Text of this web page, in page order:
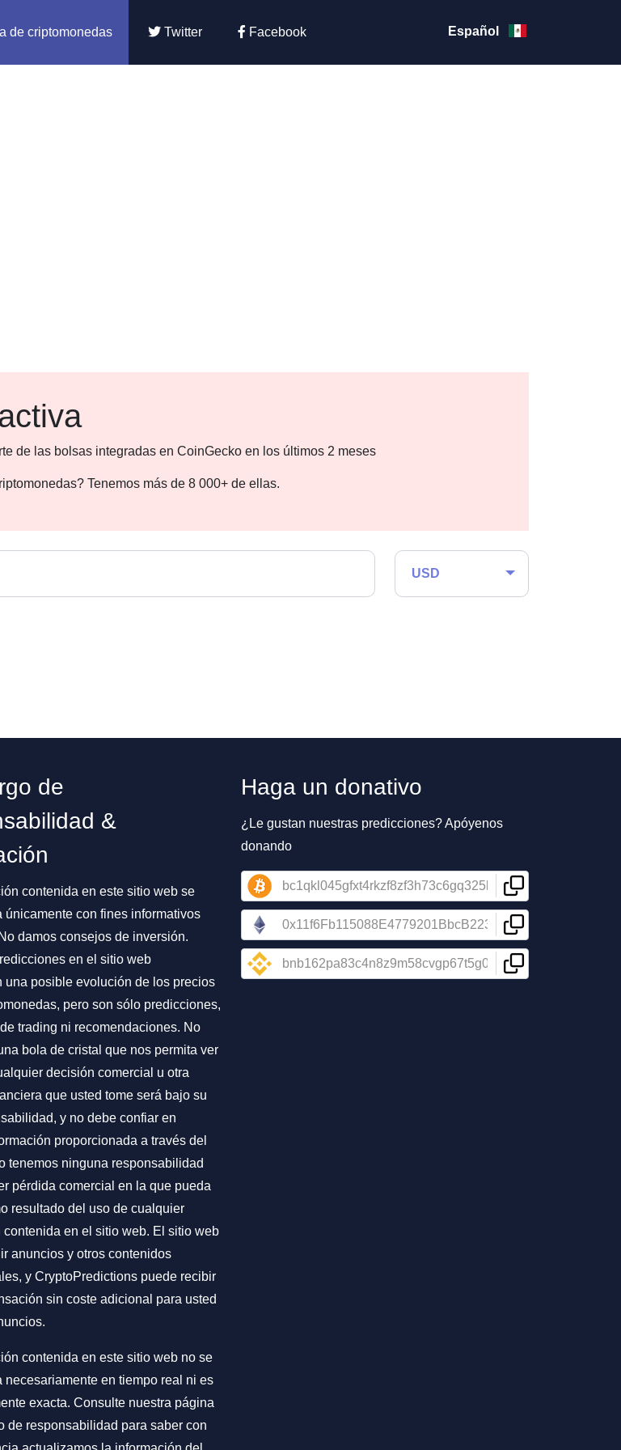
de criptomonedas Twitter Facebook Español
de las bolsas integradas en CoinGecko en los últimos 2 meses
Tenemos más de 8 000+ de ellas.
USD
de
&
contenida en este sitio web se
únicamente con fines informativos
damos consejos de inversión.
en el sitio web
una posible evolución de los precios
pero son sólo predicciones,
trading ni recomendaciones. No
bola de cristal que nos permita ver
decisión comercial u otra
que usted tome será bajo su
y no debe confiar en
proporcionada a través del
tenemos ninguna responsabilidad
pérdida comercial en la que pueda
resultado del uso de cualquier
contenida en el sitio web. El sitio web
anuncios y otros contenidos
y CryptoPredictions puede recibir
sin coste adicional para usted
contenida en este sitio web no se
necesariamente en tiempo real ni es
exacta. Consulte nuestra página
de responsabilidad para saber con
Haga un donativo
¿Le gustan nuestras predicciones? Apóyenos
donando